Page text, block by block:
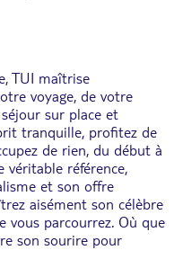
TUI maîtrise
voyage, de votre
sur place et
tranquille, profitez de
de rien, du début à
véritable référence,
et son offre
aisément son célèbre
vous parcourrez. Où que
son sourire pour